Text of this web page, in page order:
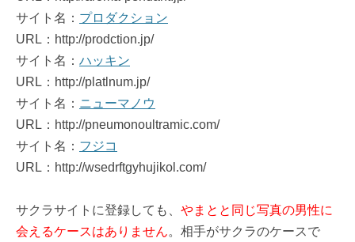
サイト名： プロダクション
URL：http://prodction.jp/
サイト名： ハッキン
URL：http://platlnum.jp/
サイト名： ニューマノウ
URL：http://pneumonoultramic.com/
サイト名： フジコ
URL：http://wsedrftgyhujikol.com/
サクラサイトに登録しても、 やまとと同じ写真の男性に
会えるケースはありません。相手がサクラのケースで